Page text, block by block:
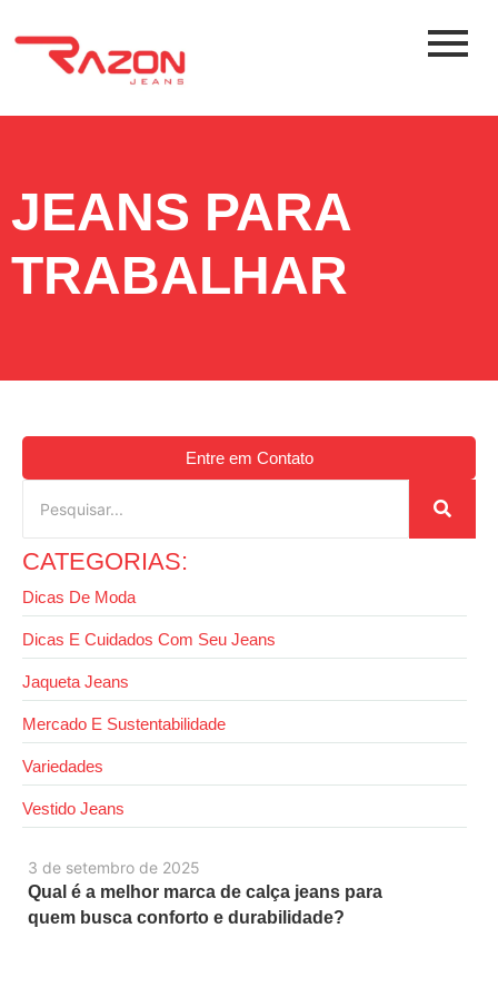
JEANS PARA
TRABALHAR
3 de setembro de 2025
Qual é a melhor marca de calça jeans para
quem busca conforto e durabilidade?
Entre em Contato
CATEGORIAS:
Dicas De Moda
Dicas E Cuidados Com Seu Jeans
Jaqueta Jeans
Mercado E Sustentabilidade
Variedades
Vestido Jeans